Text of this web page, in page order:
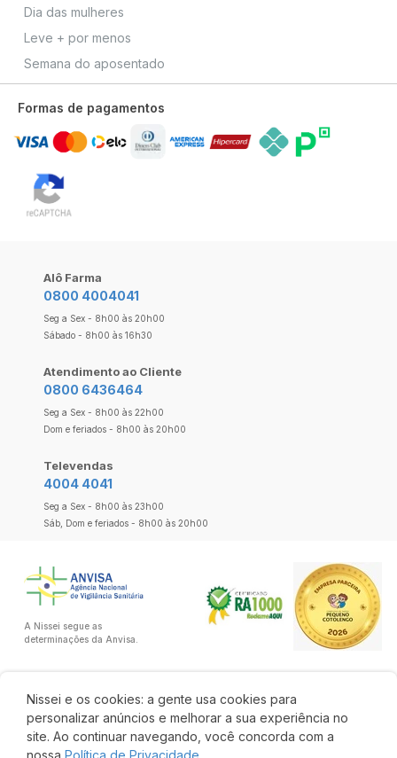
Nissei e os cookies: a gente usa cookies para
personalizar anúncios e melhorar a sua experiência no
site. Ao continuar navegando, você concorda com a
nossa Política de Privacidade.
Dia das mulheres
Leve + por menos
Semana do aposentado
Formas de pagamentos
Alô Farma
0800 4004041
Seg a Sex - 8h00 às 20h00
Sábado - 8h00 às 16h30
Atendimento ao Cliente
0800 6436464
Seg a Sex - 8h00 às 22h00
Dom e feriados - 8h00 às 20h00
Televendas
4004 4041
Seg a Sex - 8h00 às 23h00
Sáb, Dom e feriados - 8h00 às 20h00
A Nissei segue as
determinações da Anvisa.